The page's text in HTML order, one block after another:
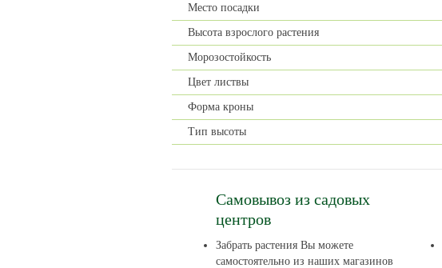
Место посадки
Высота взрослого растения
Морозостойкость
Цвет листвы
Форма кроны
Тип высоты
Самовывоз из садовых
центров
Забрать растения Вы можете
самостоятельно из наших магазинов